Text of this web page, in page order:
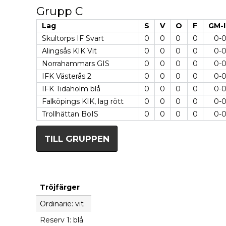
Grupp C
Lag S V O F GM-
Skultorps IF Svart
0 0 0 0 0-0
Alingsås KIK Vit
0 0 0 0 0-0
Norrahammars GIS
0 0 0 0 0-0
IFK Västerås 2
0 0 0 0 0-0
IFK Tidaholm blå
0 0 0 0 0-0
Falköpings KIK, lag rött
0 0 0 0 0-0
Trollhättan BoIS
0 0 0 0 0-0
TILL GRUPPEN
Tröjfärger
Ordinarie: vit
Reserv 1: blå